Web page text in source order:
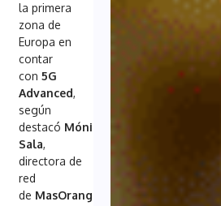
la primera
zona de
Europa en
contar
con5G
Advanced,
según
destacó Mónica
Sala,
directora de
red
de MasOrange